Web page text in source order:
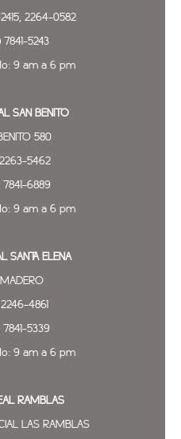
2415, 2264-0582
7841-5243
9 am a 6 pm
SAN BENITO
580
2263-5462
7841-6889
9 am a 6 pm
SANTA ELENA
2246-4861
7841-5339
9 am a 6 pm
RAMBLAS
LAS RAMBLAS